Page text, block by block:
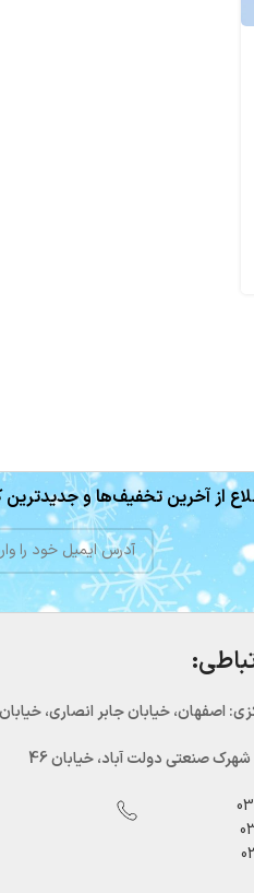
از آخرین تخفیف‌ها و جدیدترین
اصفهان، خیابان جابر انصاری، خیابان پنج آذر، نبش
شهرک صنعتی دولت آباد، خیابان 46